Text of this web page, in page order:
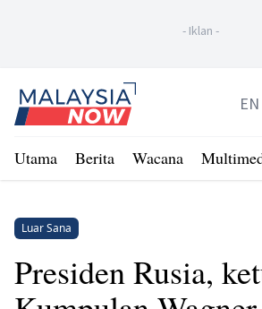
- Iklan -
Home
EN
Utama Berita Wacana
Luar Sana
Presiden Rusia,